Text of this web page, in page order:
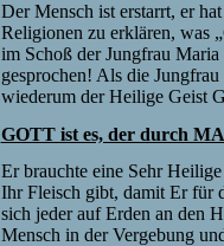
Der Mensch ist erstarrt, er
Religionen zu erklären, was
im Schoß der Jungfrau
gesprochen! Als die
wiederum der Heilige Geist
GOTT ist es, der durch
Er brauchte eine Sehr
Ihr Fleisch gibt, damit Er für
sich jeder auf Erden an den
Mensch in der Vergebung